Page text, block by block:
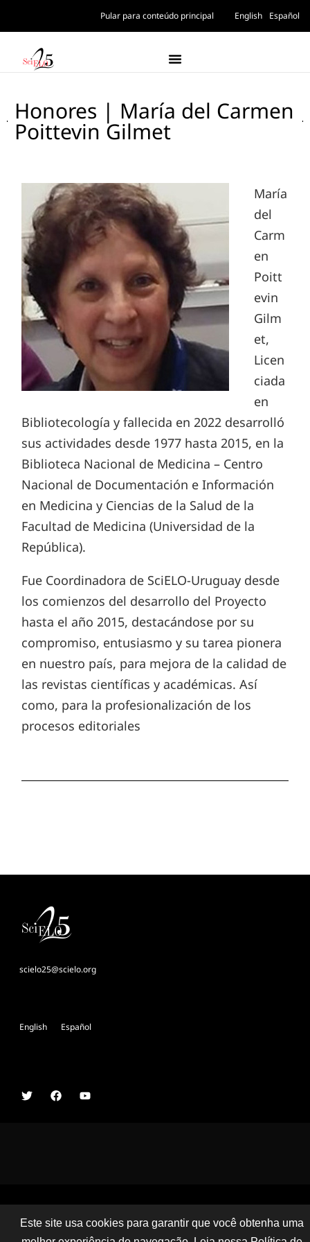
Pular para conteúdo principal English Español
Honores | María del Carmen
Poittevin Gilmet
María
del
Carm
en
Poitt
evin
Gilm
et,
Licen
ciada
en
Bibliotecología y fallecida en 2022 desarrolló
sus actividades desde 1977 hasta 2015, en la
Biblioteca Nacional de Medicina – Centro
Nacional de Documentación e Información
en Medicina y Ciencias de la Salud de la
Facultad de Medicina (Universidad de la
República).
Fue Coordinadora de SciELO-Uruguay desde
los comienzos del desarrollo del Proyecto
hasta el año 2015, destacándose por su
compromiso, entusiasmo y su tarea pionera
en nuestro país, para mejora de la calidad de
las revistas científicas y académicas. Así
como, para la profesionalización de los
procesos editoriales
scielo25@scielo.org
English Español
Comitê Organizador Conferência SciELO 25 Anos
Este site usa cookies para garantir que você obtenha uma